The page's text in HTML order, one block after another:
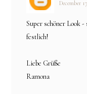
December
Super schöner Look
festlich!
Liebe Grüße
Ramona